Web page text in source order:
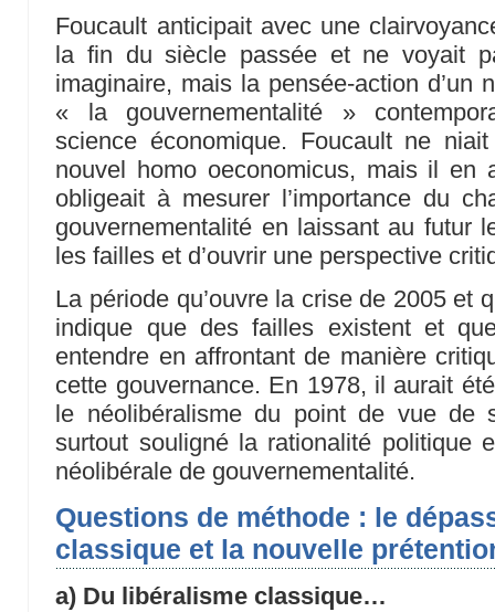
Foucault anticipait avec une
la fin du siècle passée et ne voyait
imaginaire, mais la pensée-action d’un
« la gouvernementalité »
science économique. Foucault ne
nouvel homo oeconomicus, mais il en
obligeait à mesurer l’importance du
gouvernementalité en laissant au futur
les failles et d’ouvrir une perspective
La période qu’ouvre la crise de 2005 et
indique que des failles existent et
entendre en affrontant de manière
cette gouvernance. En 1978, il aurait
le néolibéralisme du point de vue de
surtout souligné la rationalité politique
néolibérale de gouvernementalité.
Questions de méthode : le
classique et la nouvelle
a) Du libéralisme classique…